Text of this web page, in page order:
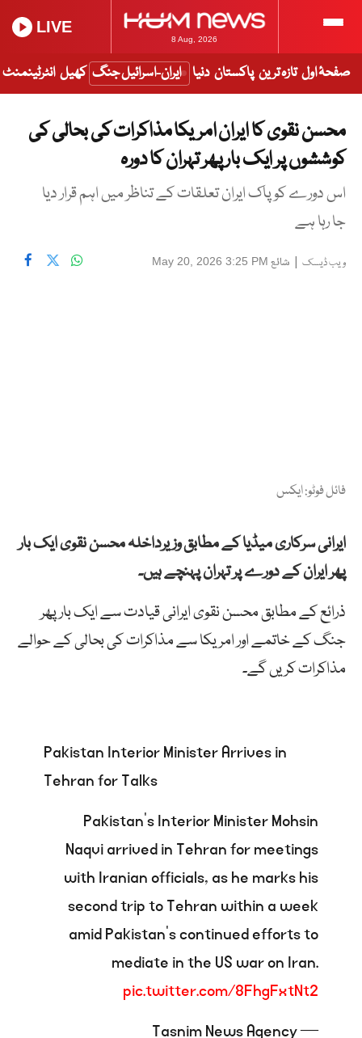
8 Aug, 2026
LIVE
صفحۂ اول تازہ ترین پاکستان دنیا ایران-اسرائیل جنگ کھیل انٹرٹینمنٹ
محسن نقوی کا ایران امریکا مذاکرات کی بحالی کی
کوششوں پر ایک بار پھر تہران کا دورہ
اس دورے کو پاک ایران تعلقات کے تناظر میں اہم قرار دیا
جا رہا ہے
ویب ڈیسک | شائع May 20, 2026 3:25 PM
فائل فوٹو: ایکس
ایرانی سرکاری میڈیا کے مطابق وزیرداخلہ محسن نقوی ایک بار
پھر ایران کے دورے پر تہران پہنچے ہیں۔
ذرائع کے مطابق محسن نقوی ایرانی قیادت سے ایک بار پھر
جنگ کے خاتمے اور امریکا سے مذاکرات کی بحالی کے حوالے
مذاکرات کریں گے۔
Pakistan Interior Minister Arrives in
Tehran for Talks
Pakistan’s Interior Minister Mohsin
Naqvi arrived in Tehran for meetings
with Iranian officials, as he marks his
second trip to Tehran within a week
amid Pakistan’s continued efforts to
mediate in the US war on Iran.
pic.twitter.com/8FhgFxtNt2
— Tasnim News Agency